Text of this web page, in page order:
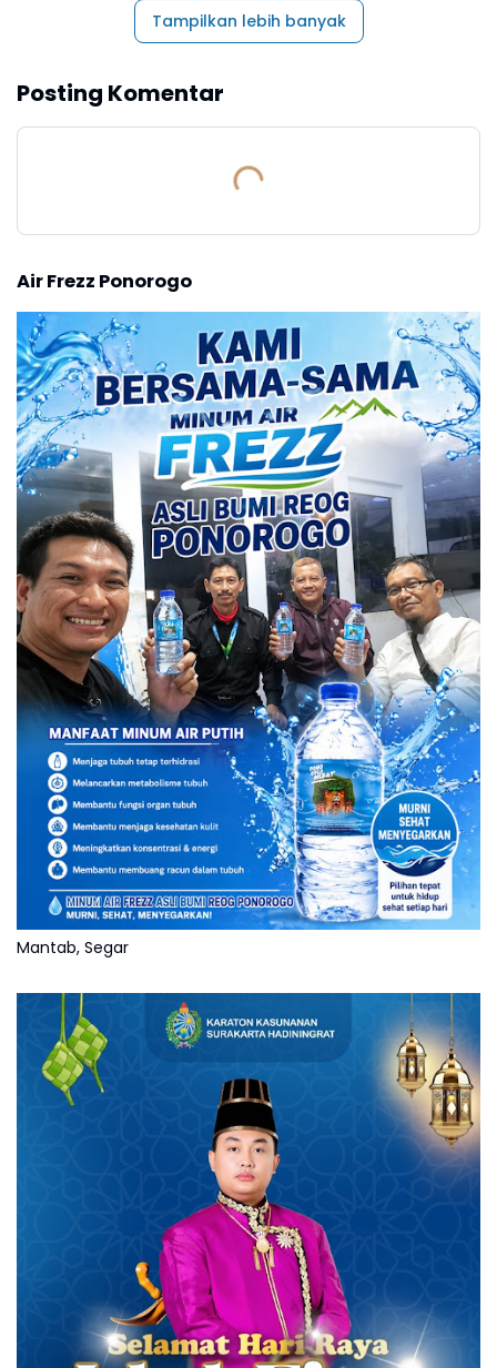
Tampilkan lebih banyak
Posting Komentar
Air Frezz Ponorogo
Mantab, Segar